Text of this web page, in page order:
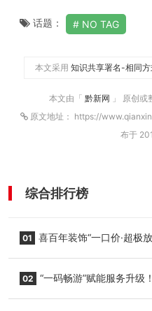
话题： NO TAG
本文采用 知识共享署名-相同
本文由「 黔新网 」 原创或
原文地址： https://
布于
综合排行榜
01 喜百年装饰“一口价·超极
02 “一码畅游”赋能服务升级